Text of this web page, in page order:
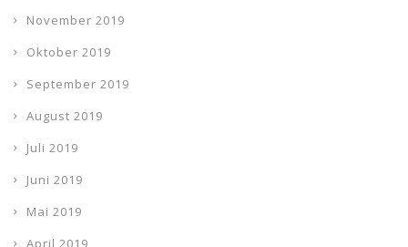
November 2019
Oktober 2019
September 2019
August 2019
Juli 2019
Juni 2019
Mai 2019
April 2019